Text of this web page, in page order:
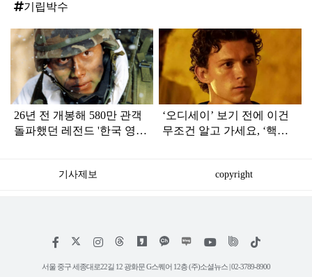
기립박수
탑
라
인
26년 전 개봉해 580만 관객
돌파했던 레전드 '한국 영
‘오디세이’ 보기 전에 이건
무조건 알고 가세요, ‘핵심
기사제보 copyright
페
스
인
타
위
트
틱
서울 중구 세종대로22길 12 광화문 G스퀘어 12층 (주)소셜뉴스 | 02-3789-8900